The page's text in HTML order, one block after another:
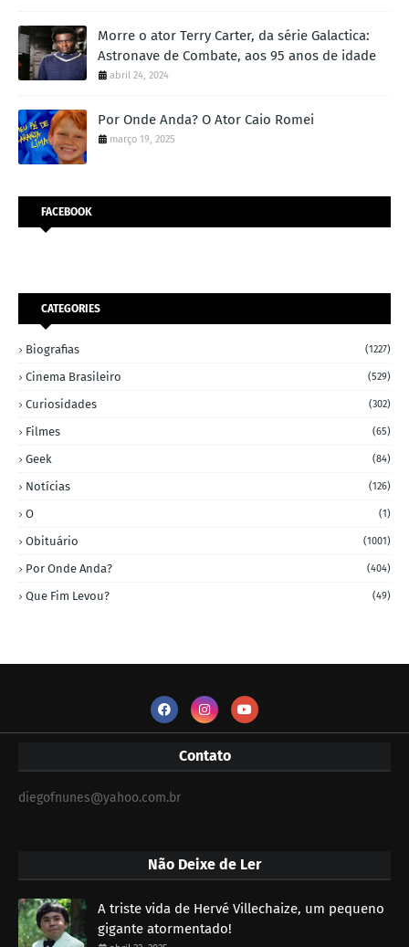
Morre o ator Terry Carter, da série Galactica:
Astronave de Combate, aos 95 anos de idade
abril 24, 2024
Por Onde Anda? O Ator Caio Romei
março 19, 2025
FACEBOOK
CATEGORIES
Biografias (1227)
Cinema Brasileiro (529)
Curiosidades (302)
Filmes (65)
Geek (84)
Notícias (126)
O (1)
Obituário (1001)
Por Onde Anda? (404)
Que Fim Levou? (49)
Contato
diegofnunes@yahoo.com.br
Não Deixe de Ler
A triste vida de Hervé Villechaize, um pequeno
gigante atormentado!